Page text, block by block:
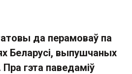
да перамоваў па
Беларусі, выпушчаных
гэта паведаміў